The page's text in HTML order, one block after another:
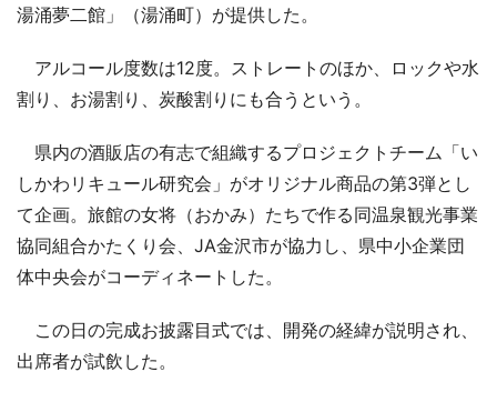
湯涌夢二館」（湯涌町）が提供した。
アルコール度数は12度。ストレートのほか、ロックや水
割り、お湯割り、炭酸割りにも合うという。
県内の酒販店の有志で組織するプロジェクトチーム「い
しかわリキュール研究会」がオリジナル商品の第3弾とし
て企画。旅館の女将（おかみ）たちで作る同温泉観光事業
協同組合かたくり会、JA金沢市が協力し、県中小企業団
体中央会がコーディネートした。
この日の完成お披露目式では、開発の経緯が説明され、
出席者が試飲した。